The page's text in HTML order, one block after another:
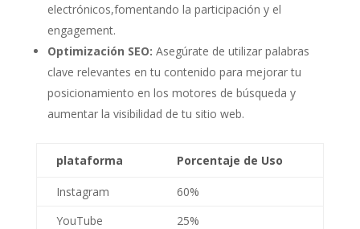
electrónicos,fomentando la participación​ y⁤ el
engagement.
Optimización SEO: Asegúrate de utilizar palabras‌
clave ‍relevantes en tu contenido para‌ mejorar tu⁤
posicionamiento en los motores de búsqueda y
aumentar la ​visibilidad de tu sitio web.
plataforma Porcentaje de Uso
Instagram
60%
YouTube
25%